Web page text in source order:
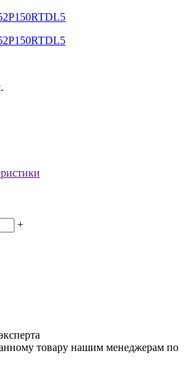
+
товару нашим менеджерам по